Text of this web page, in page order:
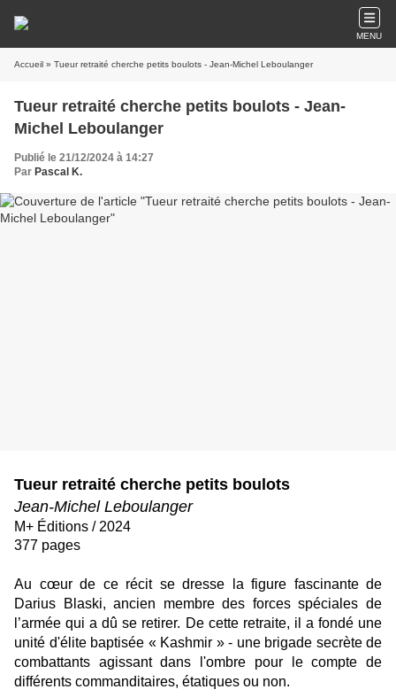
MENU
Accueil » Tueur retraité cherche petits boulots - Jean-Michel Leboulanger
Tueur retraité cherche petits boulots - Jean-
Michel Leboulanger
Publié le 21/12/2024 à 14:27
Par Pascal K.
Tueur retraité cherche petits boulots
Jean-Michel Leboulanger
M+ Éditions / 2024
377 pages
Au cœur de ce récit se dresse la figure fascinante de
Darius Blaski, ancien membre des forces spéciales de
l’armée qui a dû se retirer. De cette retraite, il a fondé une
unité d'élite baptisée « Kashmir » - une brigade secrète de
combattants agissant dans l'ombre pour le compte de
différents commanditaires, étatiques ou non.